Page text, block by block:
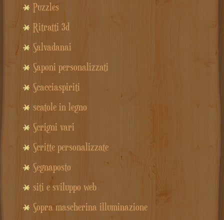
Puzzles
Ritratti 3d
Salvadanai
Saponi personalizzati
Scacciaspiriti
scatole in legno
Scrigni vari
Scritte personalizzate
Segnaposto
siti e sviluppo web
Sopra mascherina illuminazione